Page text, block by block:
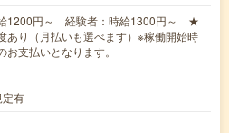
1200円～ 経験者：時給1300円～ ★
あり（月払いも選べます）※稼働開始時
支払いとなります。
有